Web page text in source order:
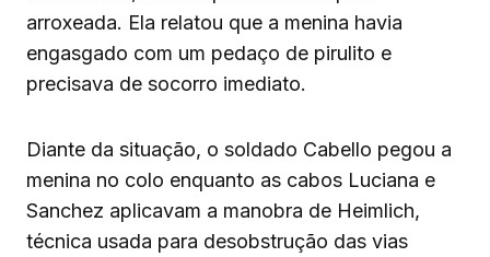
arroxeada. Ela relatou que a menina havia
engasgado com um pedaço de pirulito e
precisava de socorro imediato.
Diante da situação, o soldado Cabello pegou a
menina no colo enquanto as cabos Luciana e
Sanchez aplicavam a manobra de Heimlich,
técnica usada para desobstrução das vias